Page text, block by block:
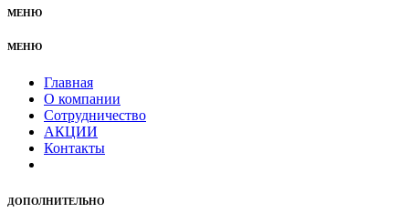
МЕНЮ
МЕНЮ
Главная
О компании
Сотрудничество
АКЦИИ
Контакты
ДОПОЛНИТЕЛЬНО